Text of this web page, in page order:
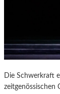
Die Schwerkraft
zeitgenössischen